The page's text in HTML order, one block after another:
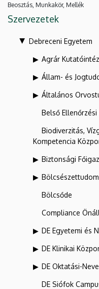
Beosztás, Munkakör, Mellék
Szervezetek
Debreceni Egyetem
Agrár
Állam- és
Általános
Belső
Biodiverzitás,
Kompetencia
Biztonsági
Bölcsőde
Compliance
DE Egyetemi és
DE Klinikai
DE Oktatási-
DE Siófok